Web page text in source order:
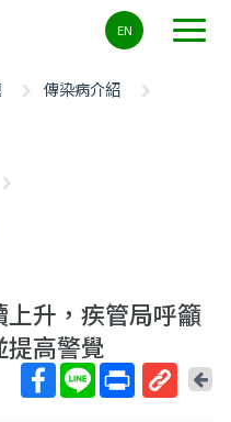
EN
傳染病介紹
升，疾管局呼籲
提高警覺
回